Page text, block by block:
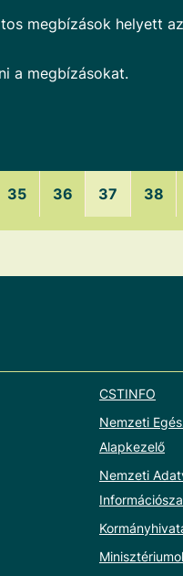
megbízások helyett
a megbízásokat.
35 36 37 38
CSTINFO
Nemzeti
Alapkezelő
Nemzeti